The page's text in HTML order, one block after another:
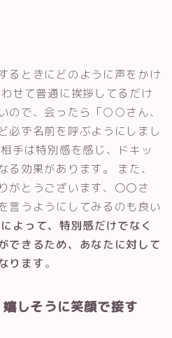
るときにどのように声をかけ
せて普通に挨拶してるだけ
ので、会ったら「○○さん、
必ず名前を呼ぶようにしまし
手は特別感を感じ、ドキッ
る効果があります。 また、
がとうございます、〇〇さ
言うようにしてみるのも良い
よって、特別感だけでなく
できるため、あなたに対して
ります。
しそうに笑顔で接す